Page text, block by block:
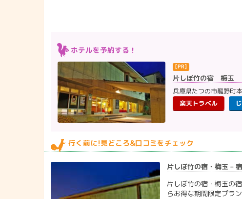
ホテルを予約する！
片しぼ竹の宿 梅玉
兵庫県たつの市龍野町
楽天トラベル
行く前に!見どころ&口コミをチェック
片しぼ竹の宿・梅玉 –
片しぼ竹の宿・梅玉の
らお得な期間限定プラ